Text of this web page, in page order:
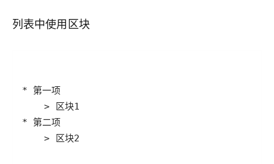
列表中使用区块
    > 区块2